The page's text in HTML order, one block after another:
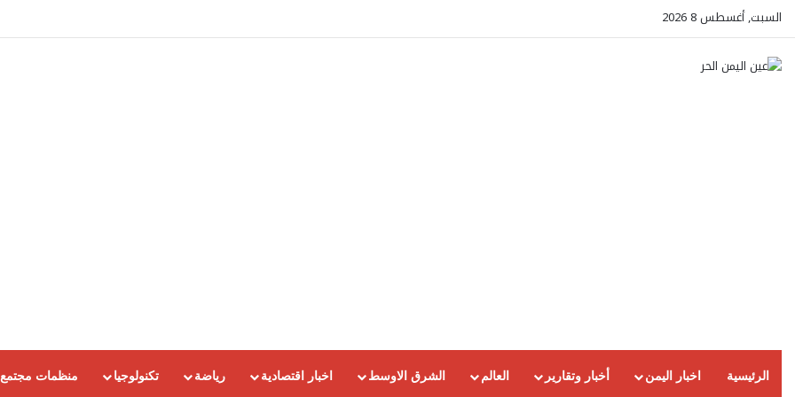
السبت, أغسطس 8 2026
الرئيسية اخبار اليمن أخبار وتقارير العالم الشرق الاوسط اخبار اقتصادية رياضة تكنولوجيا منظمات